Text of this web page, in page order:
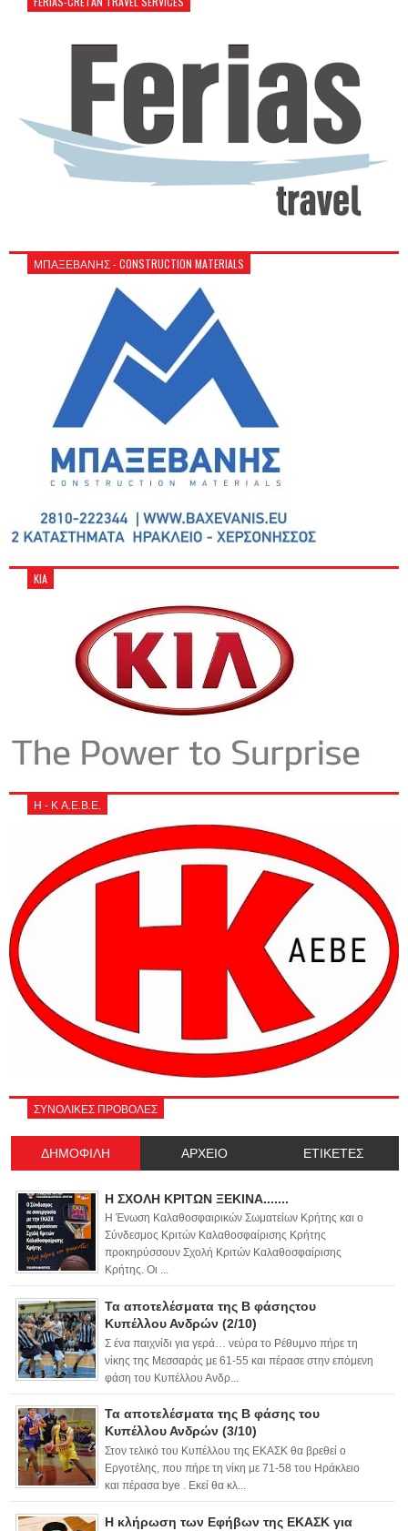
ΜΠΑΞΕΒΑΝΗΣ - CONSTRUCTION MATERIALS
KIA
Η - Κ Α.Ε.Β.Ε.
ΣΥΝΟΛΙΚΕΣ ΠΡΟΒΟΛΕΣ
ΔΗΜΟΦΙΛΗ ΑΡΧΕΙΟ ΕΤΙΚΕΤΕΣ
Η ΣΧΟΛΗ ΚΡΙΤΩΝ ΞΕΚΙΝΑ.......
Η Ένωση Καλαθοσφαιρικών Σωματείων Κρήτης και ο
Σύνδεσμος Κριτών Καλαθοσφαίρισης Κρήτης
προκηρύσσουν Σχολή Κριτών Καλαθοσφαίρισης
Κρήτης. Οι ...
Τα αποτελέσματα της Β φάσηςτου
Κυπέλλου Ανδρών (2/10)
Σ ένα παιχνίδι για γερά… νεύρα το Ρέθυμνο πήρε τη
νίκης της Μεσσαράς με 61-55 και πέρασε στην επόμενη
φάση του Κυπέλλου Ανδρ...
Τα αποτελέσματα της Β φάσης του
Κυπέλλου Ανδρών (3/10)
Στον τελικό του Κυπέλλου της ΕΚΑΣΚ θα βρεθεί ο
Εργοτέλης, που πήρε τη νίκη με 71-58 του Ηράκλειο
και πέρασα bye . Εκεί θα κλ...
Η κλήρωση των Εφήβων της ΕΚΑΣΚ για